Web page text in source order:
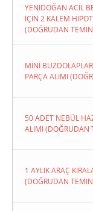
YENİDOĞAN ACİL
İÇİN 2 KALEM
(DOĞRUDAN
MİNİ
PARÇA ALIMI
50 ADET NEBÜL
ALIMI (DOĞRUDAN
1 AYLIK ARAÇ
(DOĞRUDAN